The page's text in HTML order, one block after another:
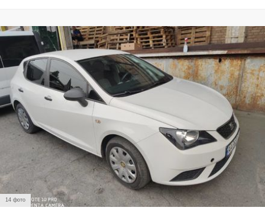
14 фото